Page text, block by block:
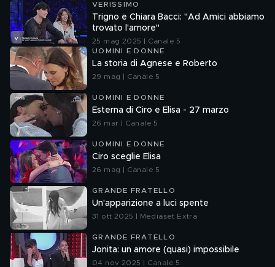
VERISSIMO
Trigno e Chiara Bacci: "Ad Amici abbiamo
trovato l'amore"
25 mag 2025 | Canale 5
UOMINI E DONNE
La storia di Agnese e Roberto
29 mag | Canale 5
UOMINI E DONNE
Esterna di Ciro e Elisa - 27 marzo
26 mar | Canale 5
UOMINI E DONNE
Ciro sceglie Elisa
26 mag | Canale 5
GRANDE FRATELLO
Un'apparizione a luci spente
31 ott 2025 | Mediaset Extra
GRANDE FRATELLO
Jonita: un amore (quasi) impossibile
04 nov 2025 | Canale 5